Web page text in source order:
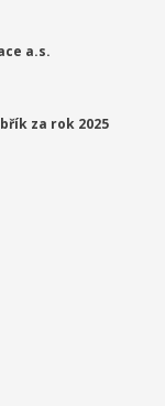
a.s.
za rok 2025